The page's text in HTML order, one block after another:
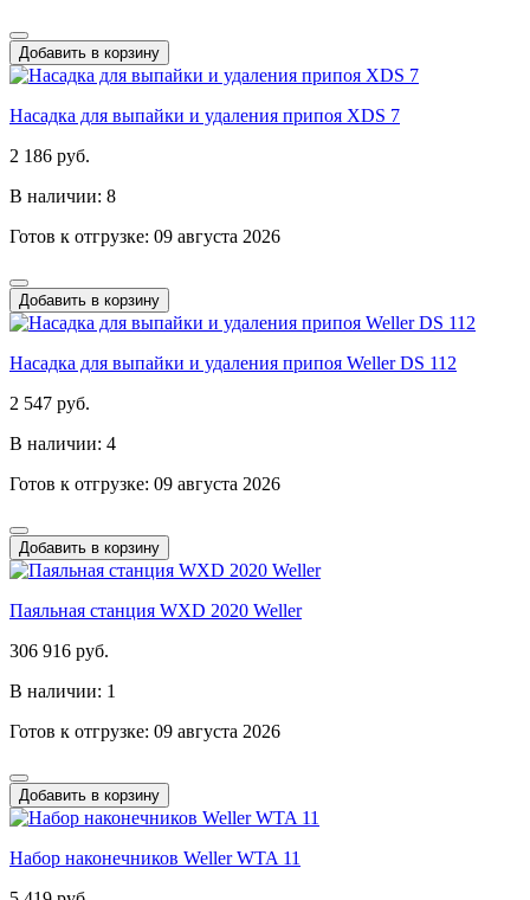
Добавить в корзину
Насадка для выпайки и удаления припоя XDS 7
2 186 руб.
В наличии: 8
Готов к отгрузке: 09 августа 2026
Добавить в корзину
Насадка для выпайки и удаления припоя Weller DS 112
2 547 руб.
В наличии: 4
Готов к отгрузке: 09 августа 2026
Добавить в корзину
Паяльная станция WXD 2020 Weller
306 916 руб.
В наличии: 1
Готов к отгрузке: 09 августа 2026
Добавить в корзину
Набор наконечников Weller WTA 11